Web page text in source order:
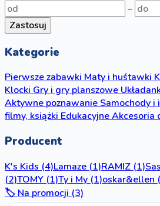
–
Zastosuj
Kategorie
Pierwsze zabawkiMaty i huśtawki
KlockiGry i gry planszowe
Aktywne poznawanieSamochody i
filmy, książkiEdukacyjneAkcesoria
Producent
K's Kids (4)Lamaze (1)RAMIZ (1)
(2)TOMY (1)Ty i My (1)oskar&ellen
🏷️ Na promocji (3)